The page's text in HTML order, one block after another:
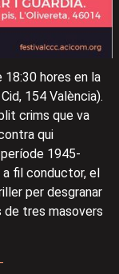
18:30 hores en la
154 València).
crims que va
qui
període 1945-
a fil conductor, el
per desgranar
tres masovers